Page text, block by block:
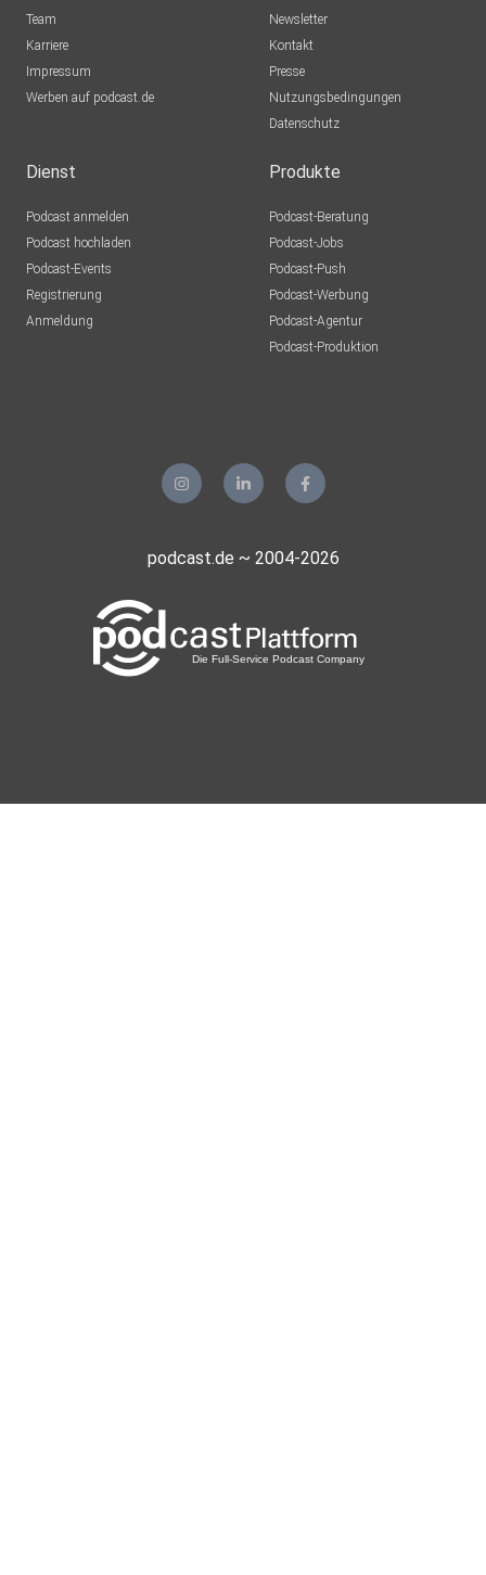
KerstinJung
Sulzbach
Rudi49
Brügg
GNz11
Moon
4w0ym4zp
gkremp70
plotzks
Muster
Team
Karriere
Impressum
Werben auf podcast.de
Newsletter
Kontakt
Presse
Nutzungsbedingungen
Datenschutz
Dienst
Podcast anmelden
Podcast hochladen
Podcast-Events
Registrierung
Anmeldung
Produkte
Podcast-Beratung
Podcast-Jobs
Podcast-Push
Podcast-Werbung
Podcast-Agentur
Podcast-Produktion
podcast.de ~ 2004-2026